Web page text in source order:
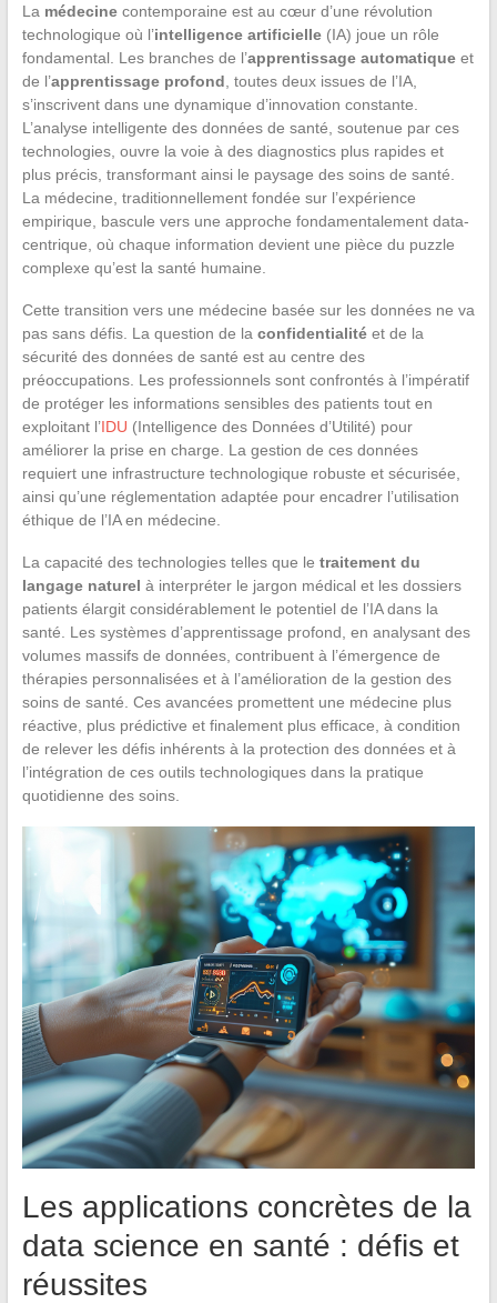
La médecinecontemporaine est au cœur d’une révolution
technologique où l’intelligence artificielle(IA) joue un rôle
fondamental. Les branches de l’apprentissage automatiqueet
de l’apprentissage profond , toutes deux issues de l’IA,
s’inscrivent dans une dynamique d’innovation constante.
L’analyse intelligente des données de santé, soutenue par ces
technologies, ouvre la voie à des diagnostics plus rapides et
plus précis, transformant ainsi le paysage des soins de santé.
La médecine, traditionnellement fondée sur l’expérience
empirique, bascule vers une approche fondamentalement data-
centrique, où chaque information devient une pièce du puzzle
complexe qu’est la santé humaine.
Cette transition vers une médecine basée sur les données ne va
pas sans défis. La question de la confidentialitéet de la
sécurité des données de santé est au centre des
préoccupations. Les professionnels sont confrontés à l’impératif
de protéger les informations sensibles des patients tout en
exploitant l’IDU (Intelligence des Données d’Utilité) pour
améliorer la prise en charge. La gestion de ces données
requiert une infrastructure technologique robuste et sécurisée,
ainsi qu’une réglementation adaptée pour encadrer l’utilisation
éthique de l’IA en médecine.
La capacité des technologies telles que le traitement du
langage naturel à interpréter le jargon médical et les dossiers
patients élargit considérablement le potentiel de l’IA dans la
santé. Les systèmes d’apprentissage profond, en analysant des
volumes massifs de données, contribuent à l’émergence de
thérapies personnalisées et à l’amélioration de la gestion des
soins de santé. Ces avancées promettent une médecine plus
réactive, plus prédictive et finalement plus efficace, à condition
de relever les défis inhérents à la protection des données et à
l’intégration de ces outils technologiques dans la pratique
quotidienne des soins.
Les applications concrètes de la
data science en santé : défis et
réussites